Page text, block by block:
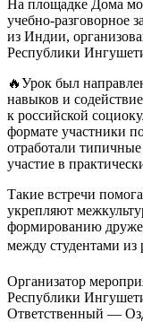
На площадке Дома
учебно-разговорное
из Индии,
Республики
🔥Урок был
навыков и
к российской
формате участники
отработали
участие в
Такие встречи
укрепляют
формированию
между студентами из
Организатор
Республики
Ответственный —